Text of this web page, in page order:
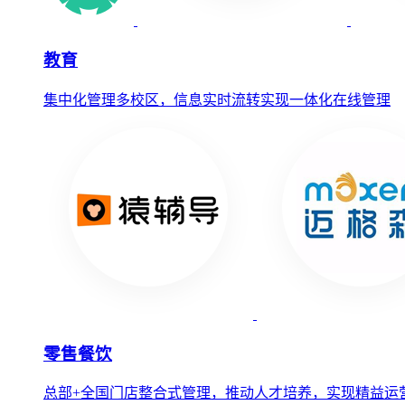
教育
集中化管理多校区，信息实时流转实现一体化在线管理
零售餐饮
总部+全国门店整合式管理，推动人才培养，实现精益运